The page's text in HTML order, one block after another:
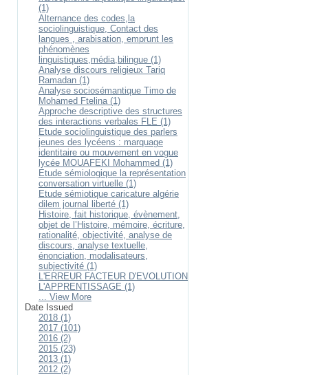
(1)
Alternance des codes,la
sociolinguistique, Contact des
langues , arabisation, emprunt les
phénomènes
linguistiques,média,bilingue (1)
Analyse discours religieux Tariq
Ramadan (1)
Analyse sociosémantique Timo de
Mohamed Ftelina (1)
Approche descriptive des structures
des interactions verbales FLE (1)
Etude sociolinguistique des parlers
jeunes des lycéens : marquage
identitaire ou mouvement en vogue
lycée MOUAFEKI Mohammed (1)
Etude sémiologique la représentation
conversation virtuelle (1)
Etude sémiotique caricature algérie
dilem journal liberté (1)
Histoire, fait historique, évènement,
objet de l’Histoire, mémoire, écriture,
rationalité, objectivité, analyse de
discours, analyse textuelle,
énonciation, modalisateurs,
subjectivité (1)
L'ERREUR FACTEUR D'EVOLUTION
L'APPRENTISSAGE (1)
... View More
Date Issued
2018 (1)
2017 (101)
2016 (2)
2015 (23)
2013 (1)
2012 (2)